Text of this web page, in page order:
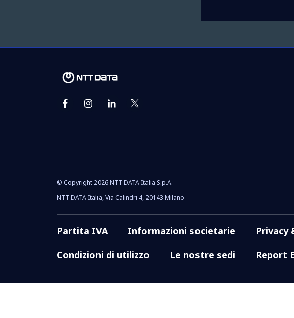
© Copyright 2026 NTT DATA Italia S.p.A.
NTT DATA Italia, Via Calindri 4, 20143 Milano
Partita IVA Informazioni societarie
Privacy
Condizioni di utilizzo
Le nostre sedi Report